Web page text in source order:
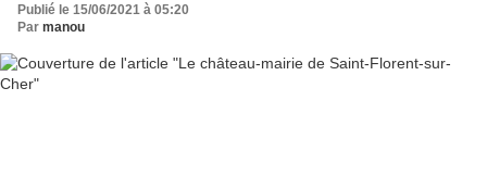
Publié le 15/06/2021 à 05:20
Par manou